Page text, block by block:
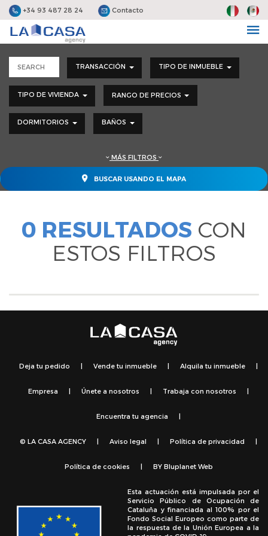
+34 93 487 28 24 Contacto
TRANSACCIÓN TIPO DE INMUEBLE
TIPO DE VIVIENDA RANGO DE PRECIOS
DORMITORIOS BAÑOS
MÁS FILTROS
BUSCAR USANDO EL MAPA
0 RESULTADOS CON
ESTOS FILTROS
Deja tu pedido | Vende tu inmueble | Alquila tu inmueble |
Empresa | Únete a nosotros | Trabaja con nosotros |
Encuentra tu agencia |
© LA CASA AGENCY | Aviso legal | Política de privacidad |
Política de cookies | BY Bluplanet Web
Esta actuación está impulsada por el
Servicio Público de Ocupación de
Cataluña y financiada al 100% por el
Fondo Social Europeo como parte de
la respuesta de la Unión Europea a la